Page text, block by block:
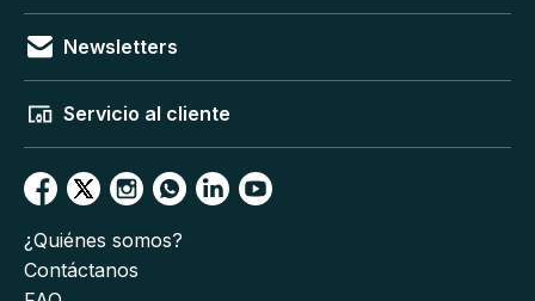
Newsletters
Servicio al cliente
¿Quiénes somos?
Contáctanos